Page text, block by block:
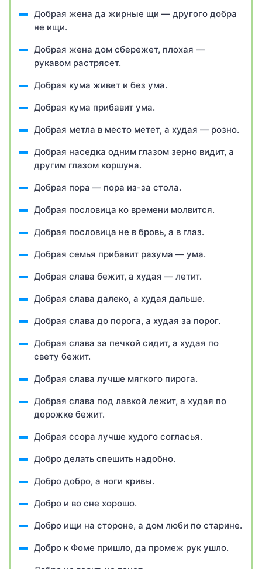
Добрая жена да жирные щи — другого добра
не ищи.
Добрая жена дом сбережет, плохая —
рукавом растрясет.
Добрая кума живет и без ума.
Добрая кума прибавит ума.
Добрая метла в место метет, а худая — розно.
Добрая наседка одним глазом зерно видит, а
другим глазом коршуна.
Добрая пора — пора из-за стола.
Добрая пословица ко времени молвится.
Добрая пословица не в бровь, а в глаз.
Добрая семья прибавит разума — ума.
Добрая слава бежит, а худая — летит.
Добрая слава далеко, а худая дальше.
Добрая слава до порога, а худая за порог.
Добрая слава за печкой сидит, а худая по
свету бежит.
Добрая слава лучше мягкого пирога.
Добрая слава под лавкой лежит, а худая по
дорожке бежит.
Добрая ссора лучше худого согласья.
Добро делать спешить надобно.
Добро добро, а ноги кривы.
Добро и во сне хорошо.
Добро ищи на стороне, а дом люби по старине.
Добро к Фоме пришло, да промеж рук ушло.